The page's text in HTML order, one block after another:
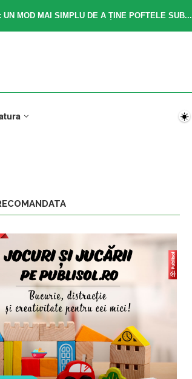
UN MOD MAI SIMPLU DE A ȚINE POFTELE SUB...